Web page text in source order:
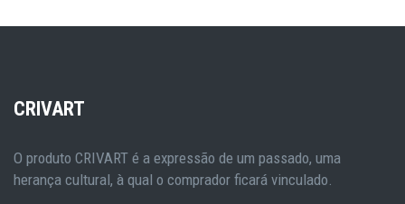
CRIVART
O produto CRIVART é a expressão de um passado, uma
herança cultural, à qual o comprador ficará vinculado.